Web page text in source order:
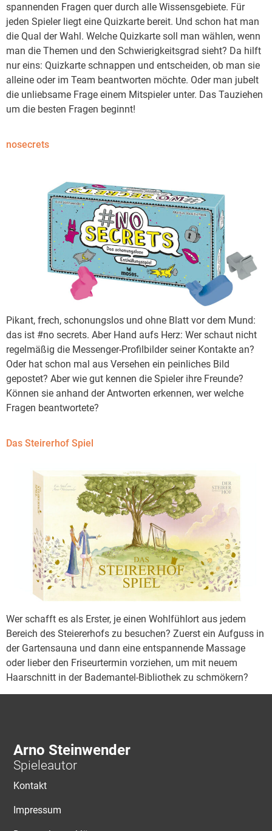
spannenden Fragen quer durch alle Wissensgebiete. Für
jeden Spieler liegt eine Quizkarte bereit. Und schon hat man
die Qual der Wahl. Welche Quizkarte soll man wählen, wenn
man die Themen und den Schwierigkeitsgrad sieht? Da hilft
nur eins: Quizkarte schnappen und entscheiden, ob man sie
alleine oder im Team beantworten möchte. Oder man jubelt
die unliebsame Frage einem Mitspieler unter. Das Tauziehen
um die besten Fragen beginnt!
nosecrets
Pikant, frech, schonungslos und ohne Blatt vor dem Mund:
das ist #no secrets. Aber Hand aufs Herz: Wer schaut nicht
regelmäßig die Messenger-Profilbilder seiner Kontakte an?
Oder hat schon mal aus Versehen ein peinliches Bild
gepostet? Aber wie gut kennen die Spieler ihre Freunde?
Können sie anhand der Antworten erkennen, wer welche
Fragen beantwortete?
Das Steirerhof Spiel
Wer schafft es als Erster, je einen Wohlfühlort aus jedem
Bereich des Steiererhofs zu besuchen? Zuerst ein Aufguss in
der Gartensauna und dann eine entspannende Massage
oder lieber den Friseurtermin vorziehen, um mit neuem
Haarschnitt in der Bademantel-Bibliothek zu schmökern?
Arno Steinwender
Spieleautor
Kontakt
Impressum